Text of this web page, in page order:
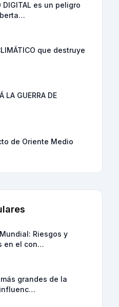
DIGITAL es un peligro
que destruye
LA GUERRA DE
de Oriente Medio
Riesgos y
en el con…
grandes de la